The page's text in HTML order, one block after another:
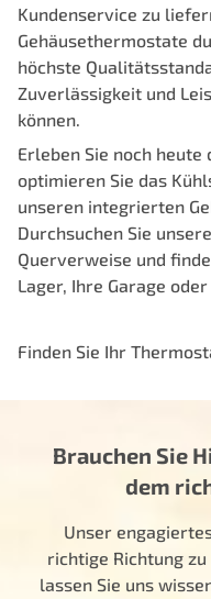
Kundenservice zu
Gehäusethermostate
höchste
Zuverlässigkeit und
können.
Erleben Sie noch
optimieren Sie das
unseren integrierten
Durchsuchen Sie
Querverweise und
Lager, Ihre Garage
Finden Sie Ihr
Brauchen Sie
dem
Unser
richtige Richtung
lassen Sie uns